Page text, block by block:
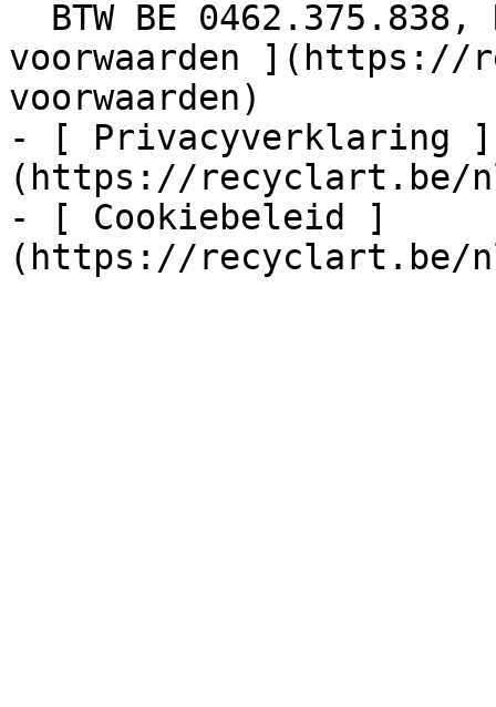
voorwaarden ](https://
voorwaarden)
- [ Privacyverklaring ]
(https://recyclart.be/
- [ Cookiebeleid ]